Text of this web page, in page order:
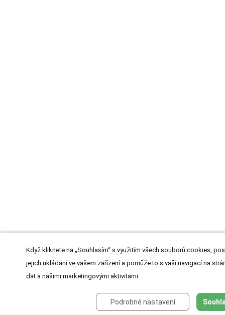
Když kliknete na „Souhlasím“ s využitím všech souborů cookies,
jejich ukládání ve vašem zařízení a pomůže to s vaší navigací na
dat a našimi marketingovými aktivitami.
Podrobné nastavení